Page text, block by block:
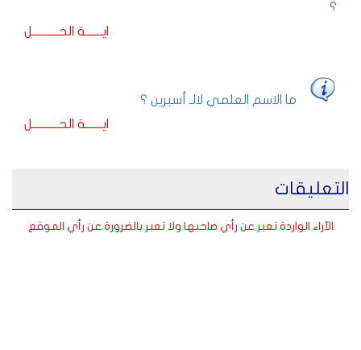
؟
ايـــــــة الحـــــــــــل
ما الاسم العلمي لالـ أسبرين ؟
ايـــــــة الحـــــــــــل
التعليقات
الآراء الواردة تعبر عن رأي صاحبها ولا تعبر بالضرورة عن رأي الموقع